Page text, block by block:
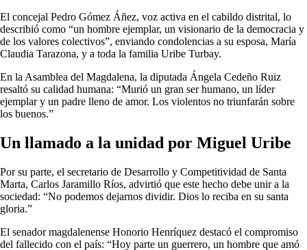
El concejal Pedro Gómez Áñez, voz activa en el cabildo distrital, lo
describió como “un hombre ejemplar, un visionario de la democracia y
de los valores colectivos”, enviando condolencias a su esposa, María
Claudia Tarazona, y a toda la familia Uribe Turbay.
En la Asamblea del Magdalena, la diputada Ángela Cedeño Ruiz
resaltó su calidad humana: “Murió un gran ser humano, un líder
ejemplar y un padre lleno de amor. Los violentos no triunfarán sobre
los buenos.”
Un llamado a la unidad por Miguel Uribe
Por su parte, el secretario de Desarrollo y Competitividad de Santa
Marta, Carlos Jaramillo Ríos, advirtió que este hecho debe unir a la
sociedad: “No podemos dejarnos dividir. Dios lo reciba en su santa
gloria.”
El senador magdalenense Honorio Henríquez destacó el compromiso
del fallecido con el país: “Hoy parte un guerrero, un hombre que amó